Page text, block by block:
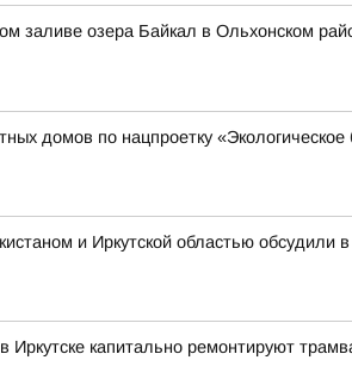
заливе озера Байкал в Ольхонском
домов по нацпроетку «Экологическое
и Иркутской областью обсудили
Иркутске капитально ремонтируют